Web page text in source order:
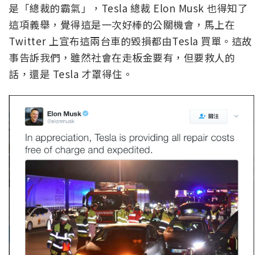
是「總裁的霸氣」，Tesla 總裁 Elon Musk 也得知了
這項義舉，覺得這是一次好棒的公關機會，馬上在
Twitter 上宣布這兩台車的毀損都由Tesla 買單。這故
事告訴我們，雖然社會在走板金要有，但要救人的
話，還是 Tesla 才罩得住。